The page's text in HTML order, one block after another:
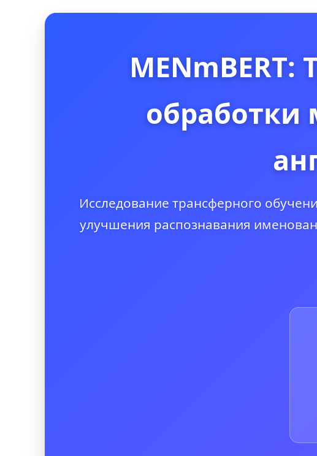
обработки
Исследование трансферного
улучшения распознавания